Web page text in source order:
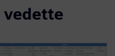
vedette